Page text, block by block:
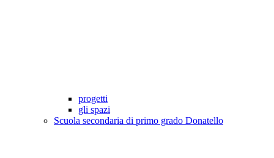
progetti
gli spazi
Scuola secondaria di primo grado Donatello